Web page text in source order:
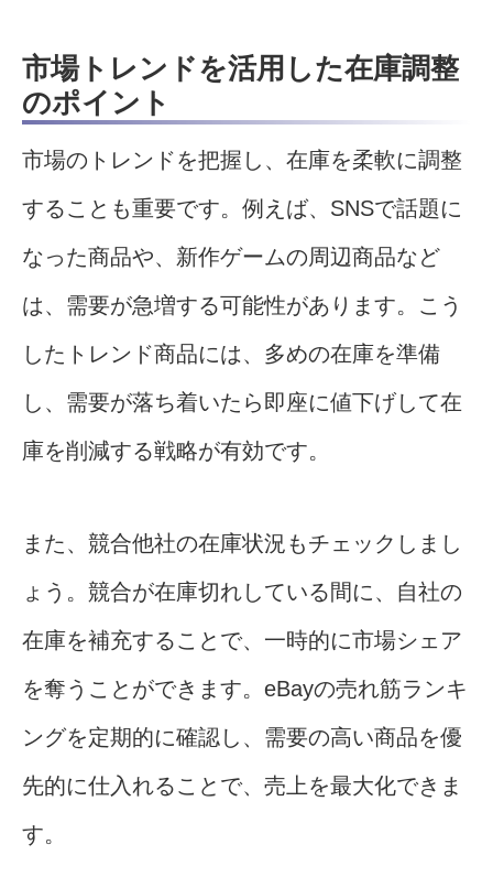
市場トレンドを活用した在庫調整
のポイント
市場のトレンドを把握し、在庫を柔軟に調整
することも重要です。例えば、SNSで話題に
なった商品や、新作ゲームの周辺商品など
は、需要が急増する可能性があります。こう
したトレンド商品には、多めの在庫を準備
し、需要が落ち着いたら即座に値下げして在
庫を削減する戦略が有効です。
また、競合他社の在庫状況もチェックしまし
ょう。競合が在庫切れしている間に、自社の
在庫を補充することで、一時的に市場シェア
を奪うことができます。eBayの売れ筋ランキ
ングを定期的に確認し、需要の高い商品を優
先的に仕入れることで、売上を最大化できま
す。